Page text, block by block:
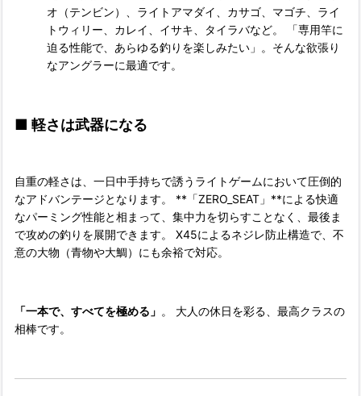
オ（テンビン）、ライトアマダイ、カサゴ、マゴチ、ライ
トウィリー、カレイ、イサキ、タイラバなど。 「専用竿に
迫る性能で、あらゆる釣りを楽しみたい」。そんな欲張り
なアングラーに最適です。
■ 軽さは武器になる
自重の軽さは、一日中手持ちで誘うライトゲームにおいて圧倒的
なアドバンテージとなります。 **「ZERO_SEAT」**による快適
なパーミング性能と相まって、集中力を切らすことなく、最後ま
で攻めの釣りを展開できます。 X45によるネジレ防止構造で、不
意の大物（青物や大鯛）にも余裕で対応。
「一本で、すべてを極める」 。 大人の休日を彩る、最高クラスの
相棒です。